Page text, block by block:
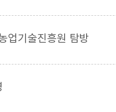
업기술진흥원 탐방